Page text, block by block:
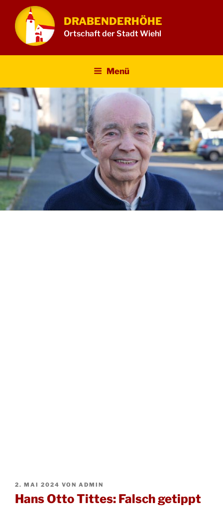
Inhalt
springen
DRABENDERHÖHE
Ortschaft der Stadt Wiehl
Menü
VERÖFFENTLICHT
AM
2. MAI 2024 VON ADMIN
Hans Otto Tittes: Falsch getippt